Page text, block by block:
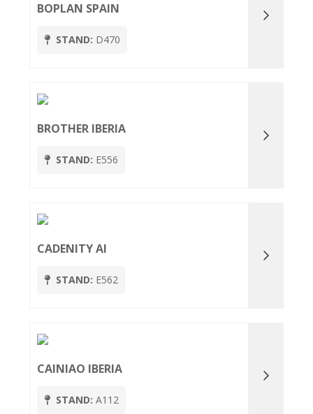
BOPLAN SPAIN
STAND: D470
BROTHER IBERIA
STAND: E556
CADENITY AI
STAND: E562
CAINIAO IBERIA
STAND: A112